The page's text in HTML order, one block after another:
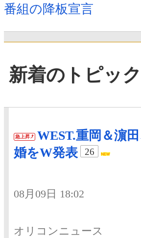
番組の降板宣言
新着のトピッ
急上昇
WEST.重岡＆濵
婚をW発表
26
08月09日 18:02
オリコンニュース